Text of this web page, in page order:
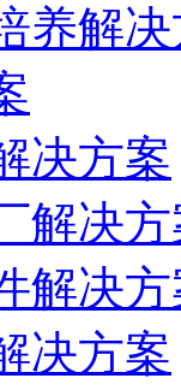
养解
决方案
解决
解决
决方案